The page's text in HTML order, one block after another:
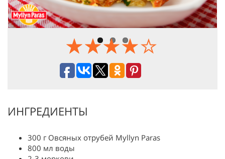
ИНГРЕДИЕНТЫ
300 г Овсяных отрубей Myllyn Paras
800 мл воды